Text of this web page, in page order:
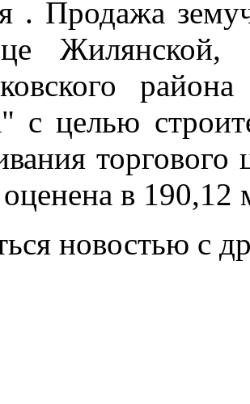
. Продажа
с целью
оценена в 190,12
новостью с